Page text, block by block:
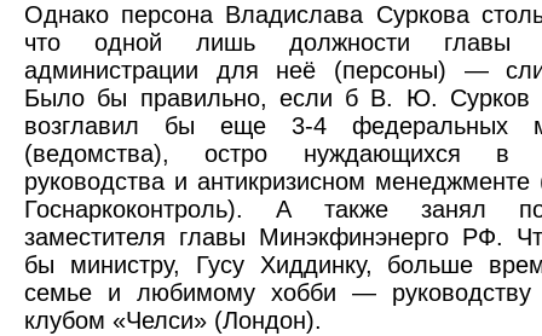
Однако персона Владислава Суркова
что одной лишь должности главы
администрации для неё (персоны) —
Было бы правильно, если б В. Ю. Сурков
возглавил бы еще 3-4 федеральных
(ведомства), остро нуждающихся в
руководства и антикризисном менеджменте
Госнаркоконтроль). А также занял
заместителя главы Минэкфинэнерго РФ.
бы министру, Гусу Хиддинку, больше
семье и любимому хобби — руководству
клубом «Челси» (Лондон).